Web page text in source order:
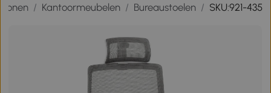
/ Kantoormeubelen / Bureaustoelen / SKU:921-435